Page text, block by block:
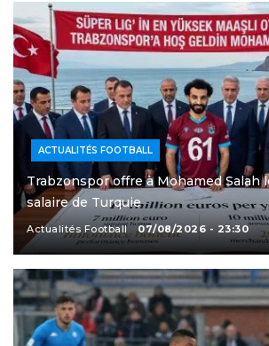
ACTUALITÉS FOOTBALL
Trabzonspor offre à Mohamed Salah
salaire de Turquie
Actualités Football 07/08/2026 - 23:30